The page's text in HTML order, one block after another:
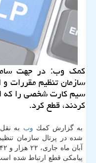
كمك وب: در جهت
سیم كارت شخصی را كه
كردند، قطع كرد.
به گزارش كمك وب به
شده در پرتال سازمان
پیامكی قطع ارتباط شده